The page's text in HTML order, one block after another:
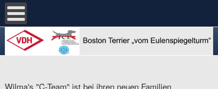
Wilma's "C-Team" ist bei ihren neuen Familien